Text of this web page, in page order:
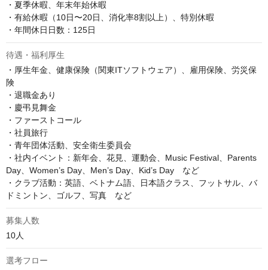
・夏季休暇、年末年始休暇
・有給休暇（10日〜20日、消化率8割以上）、特別休暇
・年間休日日数：125日
待遇・福利厚生
・厚生年金、健康保険（関東ITソフトウェア）、雇用保険、労災保
険
・退職金あり
・慶弔見舞金
・ファーストコール
・社員旅行
・青年団体活動、安全衛生委員会
・社内イベント：新年会、花見、運動会、Music Festival、Parents
Day、Women’s Day、Men’s Day、Kid’s Day　など
・クラブ活動：英語、ベトナム語、日本語クラス、フットサル、バ
ドミントン、ゴルフ、写真　など
募集人数
10人
選考フロー